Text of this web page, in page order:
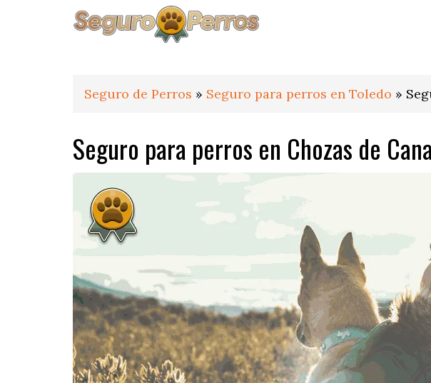
Seguro de Perros » Seguro para perros en Toledo »
Seguro para perros en Chozas de